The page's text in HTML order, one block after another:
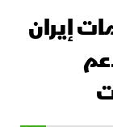
إيران